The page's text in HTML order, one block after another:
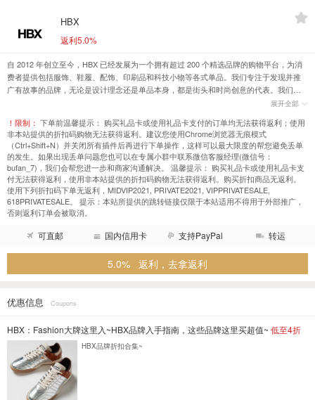
HBX
返利5.0%
自 2012 年创立至今，HBX 已经发展为一个拥有超过 200 个精选品牌的购物平台，为消
费者提供包括服饰、鞋履、配饰、印刷品和科技小物等各式单品。我们专注于发现并推
广有故事的品牌，无论是设计理念还是单品本身，都是街头和时尚创意的代表。我们搜
展开全部
！限制： 下单前温馨提示： 购买礼品卡或使用礼品卡支付的订单均无法获得返利；使用
非本站提供的折扣码购物无法获得返利。建议您使用Chrome浏览器无痕模式
（Ctrl+Shift+N）并关闭所有插件后再进行下单操作，这样可以最大限度的帮您避免丢单
的发生。如果出现丢单问题您也可以在专属小群中联系微信客服经理(微信号：
bufan_7)，我们会帮您进一步和商家沟通解决。 温馨提示： 购买礼品卡或使用礼品卡支
付无法获得返利，使用非本站提供的折扣码购物无法获得返利。购买折扣商品无返利。
使用下列折扣码下单无返利，MIDVIP2021, PRIVATE2021, VIPPRIVATESALE,
618PRIVATESALE。 提示：本站所提供的跳转链接仅限于本站适用不得用于外部推广，
否则返利订单会被取消。
可直邮 国内信用卡 支持PayPal 转运
5.0% 返利，去拿返利
优惠信息 · Coupons
HBX：Fashion大牌这里入~HBX品牌入手指南，这些品牌这里买超值~ 低至4折
HBX品牌折扣合集~